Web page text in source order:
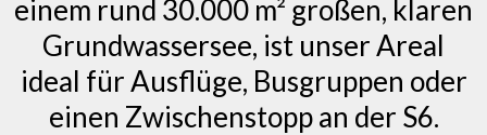
einem rund 30.000 m² großen, klaren
Grundwassersee, ist unser Areal
ideal für Ausflüge, Busgruppen oder
einen Zwischenstopp an der S6.